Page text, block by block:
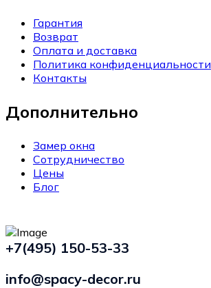
Гарантия
Возврат
Оплата и доставка
Политика конфиденциальности
Контакты
Дополнительно
Замер окна
Сотрудничество
Цены
Блог
+7(495) 150-53-33
info@spacy-decor.ru